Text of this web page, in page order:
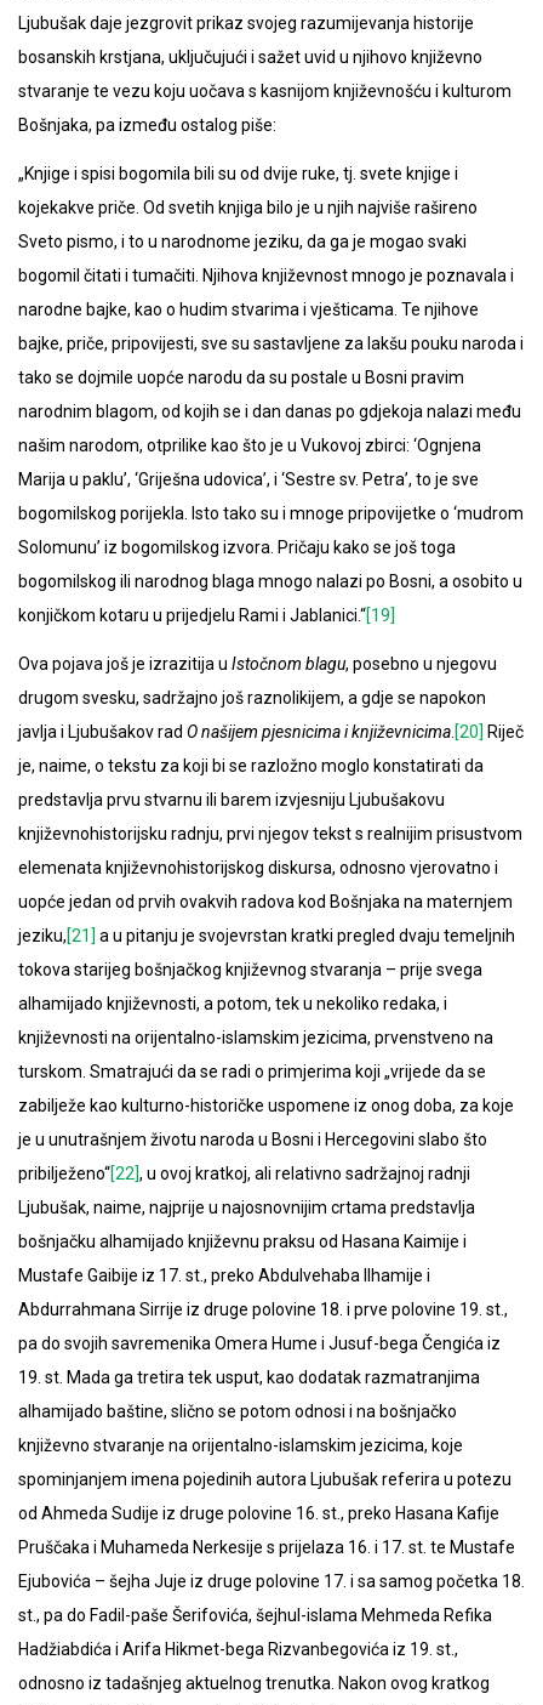
Ljubušak daje jezgrovit prikaz svojeg razumijevanja historije
bosanskih krstjana, uključujući i sažet uvid u njihovo književno
stvaranje te vezu koju uočava s kasnijom književnošću i kulturom
Bošnjaka, pa između ostalog piše:
„Knjige i spisi bogomila bili su od dvije ruke, tj. svete knjige i
kojekakve priče. Od svetih knjiga bilo je u njih najviše rašireno
Sveto pismo, i to u narodnome jeziku, da ga je mogao svaki
bogomil čitati i tumačiti. Njihova književnost mnogo je poznavala i
narodne bajke, kao o hudim stvarima i vješticama. Te njihove
bajke, priče, pripovijesti, sve su sastavljene za lakšu pouku naroda i
tako se dojmile uopće narodu da su postale u Bosni pravim
narodnim blagom, od kojih se i dan danas po gdjekoja nalazi među
našim narodom, otprilike kao što je u Vukovoj zbirci: ‘Ognjena
Marija u paklu’, ‘Griješna udovica’, i ‘Sestre sv. Petra’, to je sve
bogomilskog porijekla. Isto tako su i mnoge pripovijetke o ‘mudrom
Solomunu’ iz bogomilskog izvora. Pričaju kako se još toga
bogomilskog ili narodnog blaga mnogo nalazi po Bosni, a osobito u
konjičkom kotaru u prijedjelu Rami i Jablanici.“[19]
Ova pojava još je izrazitija u Istočnom blagu, posebno u njegovu
drugom svesku, sadržajno još raznolikijem, a gdje se napokon
javlja i Ljubušakov rad O našijem pjesnicima i književnicima [20] Riječ
je, naime, o tekstu za koji bi se razložno moglo konstatirati da
predstavlja prvu stvarnu ili barem izvjesniju Ljubušakovu
književnohistorijsku radnju, prvi njegov tekst s realnijim prisustvom
elemenata književnohistorijskog diskursa, odnosno vjerovatno i
uopće jedan od prvih ovakvih radova kod Bošnjaka na maternjem
jeziku,[21] a u pitanju je svojevrstan kratki pregled dvaju temeljnih
tokova starijeg bošnjačkog književnog stvaranja – prije svega
alhamijado književnosti, a potom, tek u nekoliko redaka, i
književnosti na orijentalno-islamskim jezicima, prvenstveno na
turskom. Smatrajući da se radi o primjerima koji „vrijede da se
zabilježe kao kulturno-historičke uspomene iz onog doba, za koje
je u unutrašnjem životu naroda u Bosni i Hercegovini slabo što
pribilježeno“[22], u ovoj kratkoj, ali relativno sadržajnoj radnji
Ljubušak, naime, najprije u najosnovnijim crtama predstavlja
bošnjačku alhamijado književnu praksu od Hasana Kaimije i
Mustafe Gaibije iz 17. st., preko Abdulvehaba Ilhamije i
Abdurrahmana Sirrije iz druge polovine 18. i prve polovine 19. st.,
pa do svojih savremenika Omera Hume i Jusuf-bega Čengića iz
19. st. Mada ga tretira tek usput, kao dodatak razmatranjima
alhamijado baštine, slično se potom odnosi i na bošnjačko
književno stvaranje na orijentalno-islamskim jezicima, koje
spominjanjem imena pojedinih autora Ljubušak referira u potezu
od Ahmeda Sudije iz druge polovine 16. st., preko Hasana Kafije
Pruščaka i Muhameda Nerkesije s prijelaza 16. i 17. st. te Mustafe
Ejubovića – šejha Juje iz druge polovine 17. i sa samog početka 18.
st., pa do Fadil-paše Šerifovića, šejhul-islama Mehmeda Refika
Hadžiabdića i Arifa Hikmet-bega Rizvanbegovića iz 19. st.,
odnosno iz tadašnjeg aktuelnog trenutka. Nakon ovog kratkog